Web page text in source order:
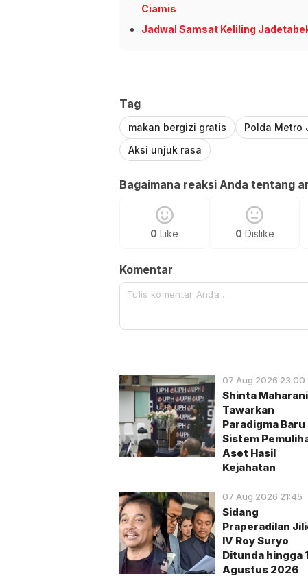
Ciamis
Jadwal Samsat Keliling
Tag
makan bergizi gratis Polda Metro
Aksi unjuk rasa
Bagaimana reaksi Anda tentang
0 Like 0 Dislike
Komentar
07 Aug 2026 23:00
Shinta Maharani
Tawarkan
Paradigma Baru
Sistem
Aset Hasil
Kejahatan
07 Aug 2026 21:45
Sidang
Praperadilan
IV Roy Suryo
Ditunda hingga
Agustus 2026